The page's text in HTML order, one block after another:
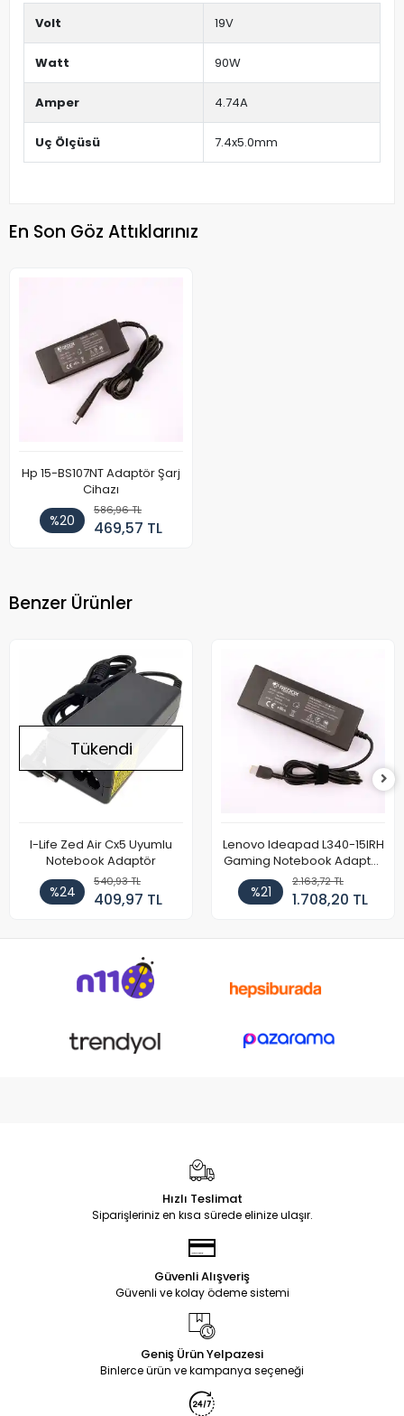
Volt 19V
Watt 90W
Amper 4.74A
Uç Ölçüsü 7.4x5.0mm
En Son Göz Attıklarınız
Hp 15-BS107NT Adaptör Şarj
Cihazı
%20
586,96 TL
469,57 TL
Benzer Ürünler
Tükendi
I-Life Zed Air Cx5 Uyumlu
Notebook Adaptör
%24
540,93 TL
409,97 TL
Lenovo Ideapad L340-15IRH
Gaming Notebook Adaptör
Cihazı Şarj Aleti (150W)
%21
2.163,72 TL
1.708,20 TL
Hızlı Teslimat
Siparişleriniz en kısa sürede elinize ulaşır.
Güvenli Alışveriş
Güvenli ve kolay ödeme sistemi
Geniş Ürün Yelpazesi
Binlerce ürün ve kampanya seçeneği